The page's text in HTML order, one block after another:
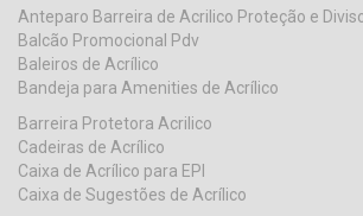
Anteparo Barreira de Acrilico Proteção e
Balcão Promocional Pdv
Baleiros de Acrílico
Bandeja para Amenities de Acrílico
Barreira Protetora Acrilico
Cadeiras de Acrílico
Caixa de Acrílico para EPI
Caixa de Sugestões de Acrílico